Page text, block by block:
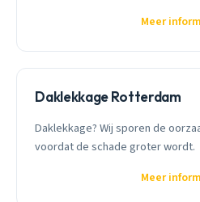
Meer
Daklekkage Rotterdam
Daklekkage? Wij sporen de
voordat de schade groter wordt.
Meer